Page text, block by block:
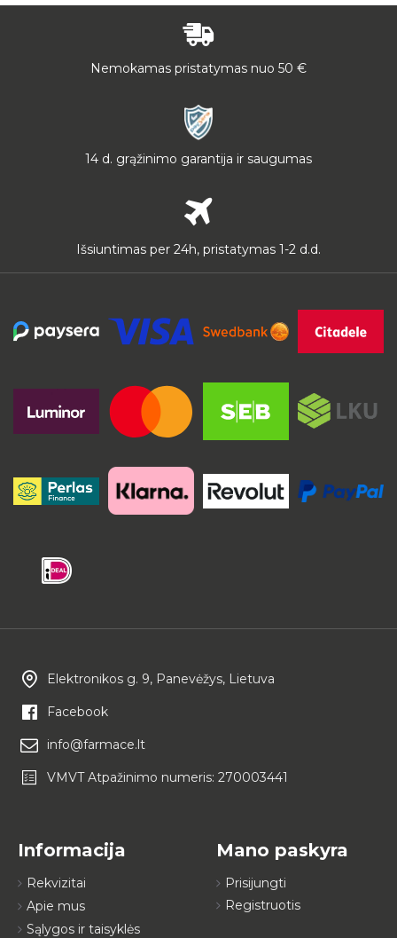
Nemokamas pristatymas nuo 50 €
14 d. grąžinimo garantija ir saugumas
Išsiuntimas per 24h, pristatymas 1-2 d.d.
Elektronikos g. 9, Panevėžys, Lietuva
Facebook
info@farmace.lt
VMVT Atpažinimo numeris: 270003441
Informacija
Rekvizitai
Apie mus
Sąlygos ir taisyklės
Mano paskyra
Prisijungti
Registruotis